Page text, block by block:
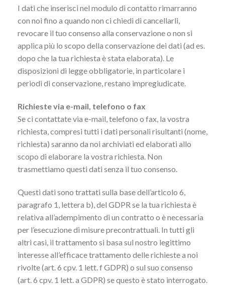
I dati che inserisci nel modulo di contatto rimarranno
con noi fino a quando non ci chiedi di cancellarli,
revocare il tuo consenso alla conservazione o non si
applica più lo scopo della conservazione dei dati (ad es.
dopo che la tua richiesta è stata elaborata). Le
disposizioni di legge obbligatorie, in particolare i
periodi di conservazione, restano impregiudicate.
Richieste via e-mail, telefono o fax
Se ci contattate via e-mail, telefono o fax, la vostra
richiesta, compresi tutti i dati personali risultanti (nome,
richiesta) saranno da noi archiviati ed elaborati allo
scopo di elaborare la vostra richiesta. Non
trasmettiamo questi dati senza il tuo consenso.
Questi dati sono trattati sulla base dell’articolo 6,
paragrafo 1, lettera b), del GDPR se la tua richiesta è
relativa all’adempimento di un contratto o è necessaria
per l’esecuzione di misure precontrattuali. In tutti gli
altri casi, il trattamento si basa sul nostro legittimo
interesse all’efficace trattamento delle richieste a noi
rivolte (art. 6 cpv. 1 lett. f GDPR) o sul suo consenso
(art. 6 cpv. 1 lett. a GDPR) se questo è stato interrogato.